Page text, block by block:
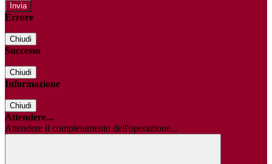
Errore
Chiudi
Successo
Chiudi
Informazione
Chiudi
Attendere...
Attendere il completamento dell'operazione...